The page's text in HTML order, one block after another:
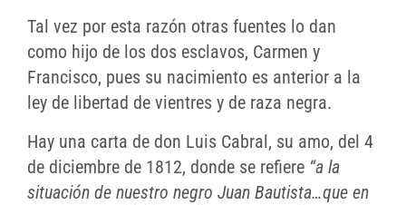
Tal vez por esta razón otras fuentes lo dan
como hijo de los dos esclavos, Carmen y
Francisco, pues su nacimiento es anterior a la
ley de libertad de vientres y de raza negra.
Hay una carta de don Luis Cabral, su amo, del 4
de diciembre de 1812, donde se refiere “a la
situación de nuestro negro Juan Bautista…que en